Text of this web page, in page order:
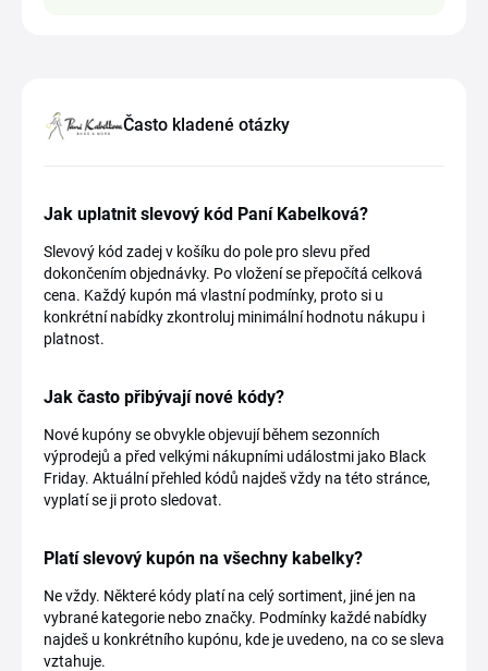
Často kladené otázky
Jak uplatnit slevový kód Paní Kabelková?
Slevový kód zadej v košíku do pole pro slevu před
dokončením objednávky. Po vložení se přepočítá celková
cena. Každý kupón má vlastní podmínky, proto si u
konkrétní nabídky zkontroluj minimální hodnotu nákupu i
platnost.
Jak často přibývají nové kódy?
Nové kupóny se obvykle objevují během sezonních
výprodejů a před velkými nákupními událostmi jako Black
Friday. Aktuální přehled kódů najdeš vždy na této stránce,
vyplatí se ji proto sledovat.
Platí slevový kupón na všechny kabelky?
Ne vždy. Některé kódy platí na celý sortiment, jiné jen na
vybrané kategorie nebo značky. Podmínky každé nabídky
najdeš u konkrétního kupónu, kde je uvedeno, na co se sleva
vztahuje.